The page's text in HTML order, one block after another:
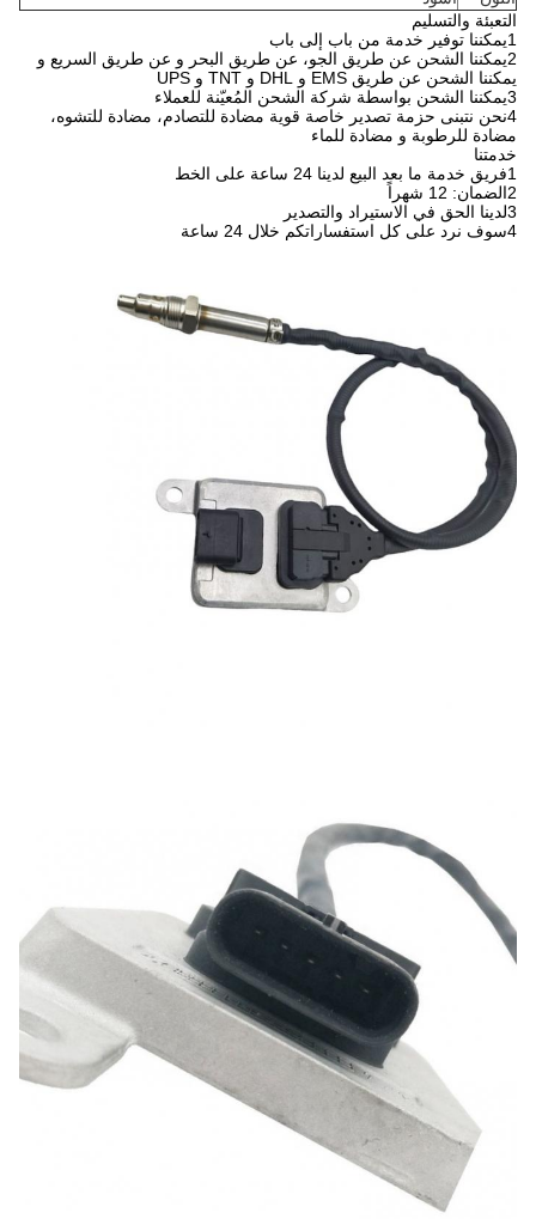
التعبئة والتسليم
1يمكننا توفير خدمة من باب إلى باب
2يمكننا الشحن عن طريق الجو، عن طريق البحر و عن طريق السريع و
يمكننا الشحن عن طريق EMS و DHL و TNT و UPS
3يمكننا الشحن بواسطة شركة الشحن المُعيّنة للعملاء
4نحن نتبنى حزمة تصدير خاصة قوية مضادة للتصادم، مضادة للتشوه،
مضادة للرطوبة و مضادة للماء
خدمتنا
1فريق خدمة ما بعد البيع لدينا 24 ساعة على الخط
2الضمان: 12 شهراً
3لدينا الحق في الاستيراد والتصدير
4سوف نرد على كل استفساراتكم خلال 24 ساعة